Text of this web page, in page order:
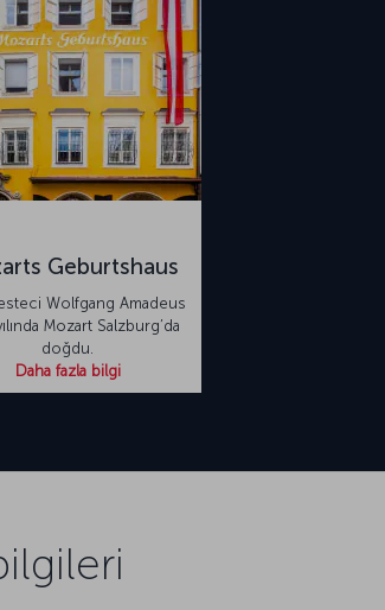
Geburtshaus
Wolfgang Amadeus
Mozart Salzburg’da
doğdu.
Daha fazla bilgi